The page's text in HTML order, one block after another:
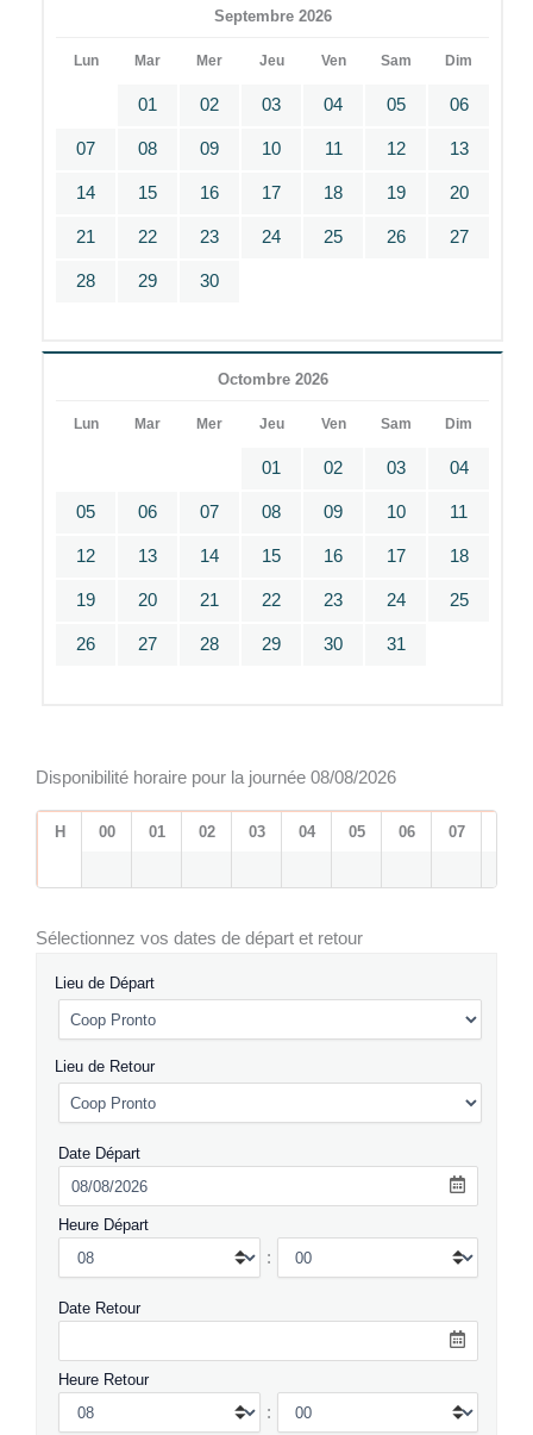
Septembre 2026
Lun Mar Mer Jeu Ven Sam Dim
01 02 03 04 05 06
07 08 09 10 11 12 13
14 15 16 17 18 19 20
21 22 23 24 25 26 27
28 29 30
Octombre 2026
Lun Mar Mer Jeu Ven Sam Dim
01 02 03 04
05 06 07 08 09 10 11
12 13 14 15 16 17 18
19 20 21 22 23 24 25
26 27 28 29 30 31
Disponibilité horaire pour la journée 08/08/2026
H 00 01 02 03 04 05 06 07
Sélectionnez vos dates de départ et retour
Lieu de Départ
Lieu de Retour
Date Départ
Heure Départ
:
Date Retour
Heure Retour
: